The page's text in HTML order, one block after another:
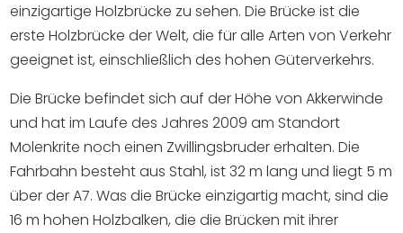
einzigartige Holzbrücke zu sehen. Die Brücke ist die
erste Holzbrücke der Welt, die für alle Arten von Verkehr
geeignet ist, einschließlich des hohen Güterverkehrs.
Die Brücke befindet sich auf der Höhe von Akkerwinde
und hat im Laufe des Jahres 2009 am Standort
Molenkrite noch einen Zwillingsbruder erhalten. Die
Fahrbahn besteht aus Stahl, ist 32 m lang und liegt 5 m
über der A7. Was die Brücke einzigartig macht, sind die
16 m hohen Holzbalken, die die Brücken mit ihrer